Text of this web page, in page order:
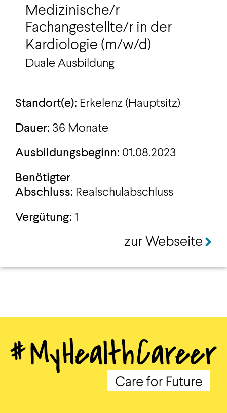
Medizinische/r
Fachangestellte/r in der
Kardiologie (m/w/d)
Duale Ausbildung
Standort(e): Erkelenz (Hauptsitz)
Dauer: 36 Monate
Ausbildungsbeginn: 01.08.2023
Benötigter
Abschluss: Realschulabschluss
Vergütung: 1
zur Webseite